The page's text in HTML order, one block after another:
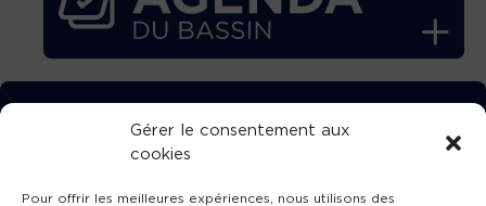
Gérer le consentement aux
cookies
Pour offrir les meilleures expériences, nous utilisons des
TÉLÉCHARGEZ GRATUITEMENT
L’APPLICATION TVBA !